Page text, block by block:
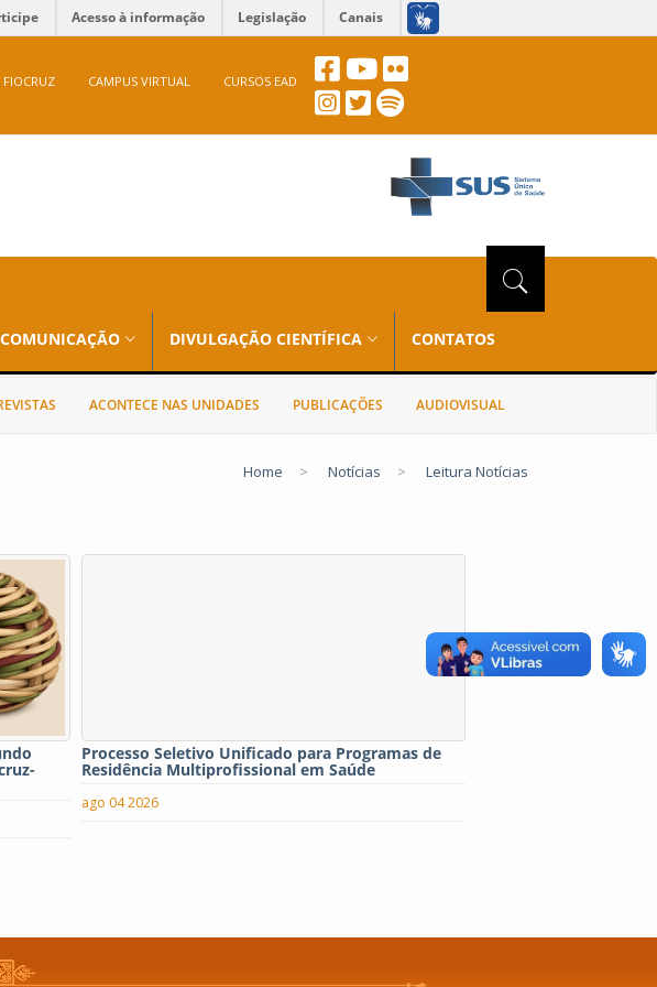
Acesso à informação Legislação Canais
FIOCRUZ CAMPUS VIRTUAL CURSOS EAD
COMUNICAÇÃO DIVULGAÇÃO CIENTÍFICA CONTATOS
ACONTECE NAS UNIDADES PUBLICAÇÕES AUDIOVISUAL
Home > Notícias > Leitura Notícias
Processo Seletivo Unificado para Programas de
Residência Multiprofissional em Saúde
ago 04 2026